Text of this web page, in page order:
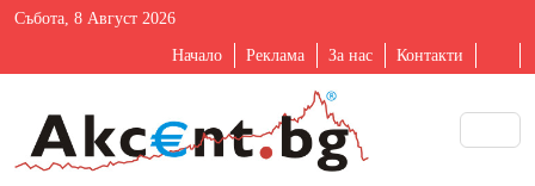
Събота, 8 Август 2026
Начало Реклама За нас Контакти